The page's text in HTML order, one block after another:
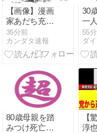
【画像】漫画
家あだち充、
タッチの告白
シーンから40
年記念で自分
になりきり投
35分前
カンダタ速報
30
一
趣
ラ
貯
55
80歳母親を踏
みつけ死亡さ
【
淳